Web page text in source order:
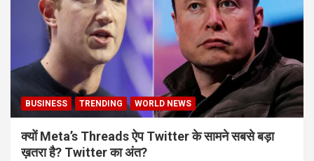
BUSINESS TRENDING WORLD NEWS
क्यों Meta’s Threads ऐप Twitter के सामने सबसे बड़ा
ख़तरा है? Twitter का अंत?